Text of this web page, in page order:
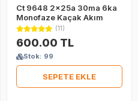
Ct 9648 2x25a 30ma 6ka
Monofaze Kaçak Akım
Rölesi
(11)
600.00 TL
Stok: 99
SEPETE EKLE